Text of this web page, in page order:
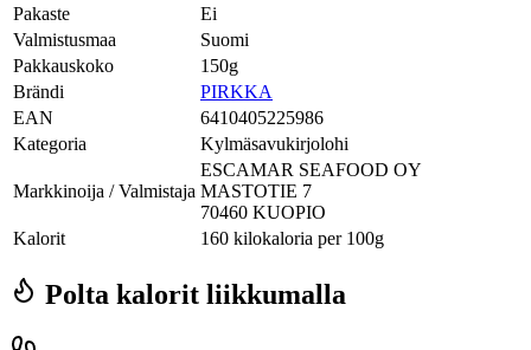
Pakaste
Ei
Valmistusmaa
Suomi
Pakkauskoko
150g
Brändi
PIRKKA
EAN
6410405225986
Kategoria
Kylmäsavukirjolohi
Markkinoija / Valmistaja
ESCAMAR SEAFOOD OY
MASTOTIE 7
70460 KUOPIO
Kalorit
160 kilokaloria per 100g
Polta kalorit liikkumalla